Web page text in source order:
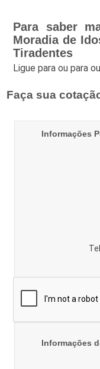
Para saber
Moradia de
Tiradentes
Ligue paraou paraou
Faça sua
Informações
Informações